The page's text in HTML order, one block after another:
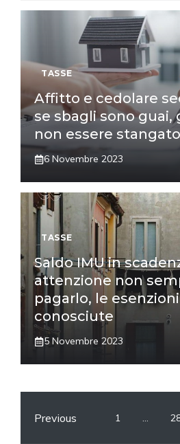
TASSE
Affitto e cedolare
se sbagli sono guai,
non essere
6 Novembre 2023
TASSE
Saldo IMU in
attenzione non
pagarlo, le
conosciute
5 Novembre 2023
Previous 1 …